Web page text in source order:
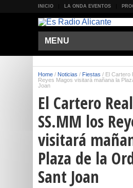
INICIO LA ONDA EVENTOS
MENU
Home / Noticias / Fiestas / El Cartero
Reyes Magos visitará mañana la
Joan
El Cartero
SS.MM los
visitará
Plaza de la
Sant Joan